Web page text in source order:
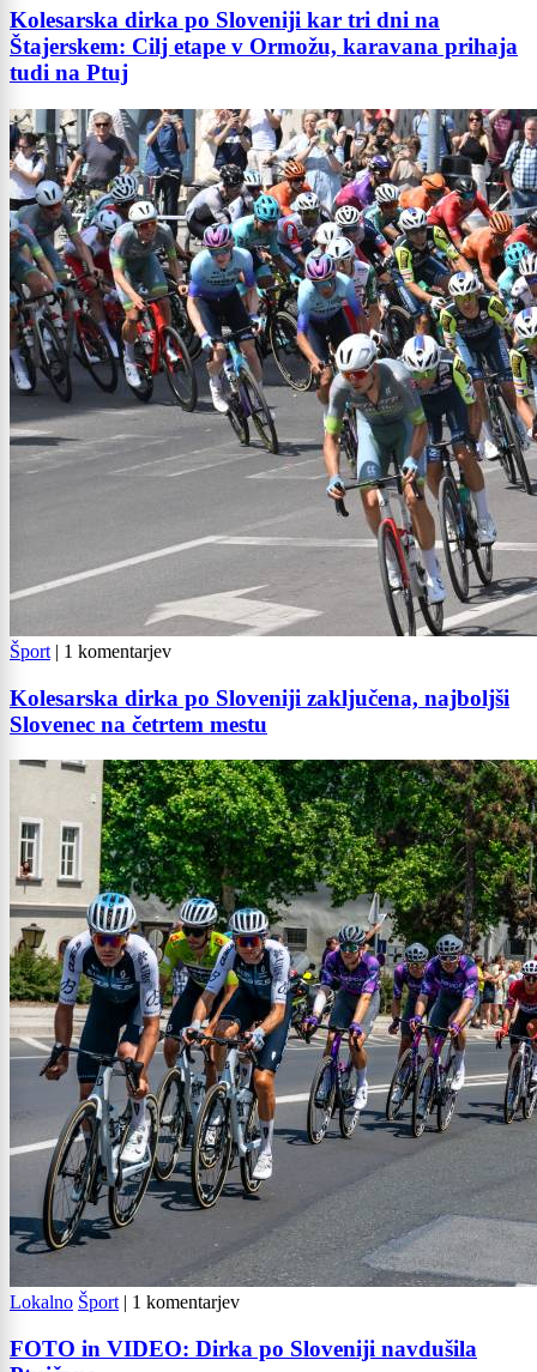
Kolesarska dirka po Sloveniji kar tri dni na
Štajerskem: Cilj etape v Ormožu, karavana prihaja
tudi na Ptuj
Šport | 1 komentarjev
Kolesarska dirka po Sloveniji zaključena, najboljši
Slovenec na četrtem mestu
Lokalno Šport | 1 komentarjev
FOTO in VIDEO: Dirka po Sloveniji navdušila